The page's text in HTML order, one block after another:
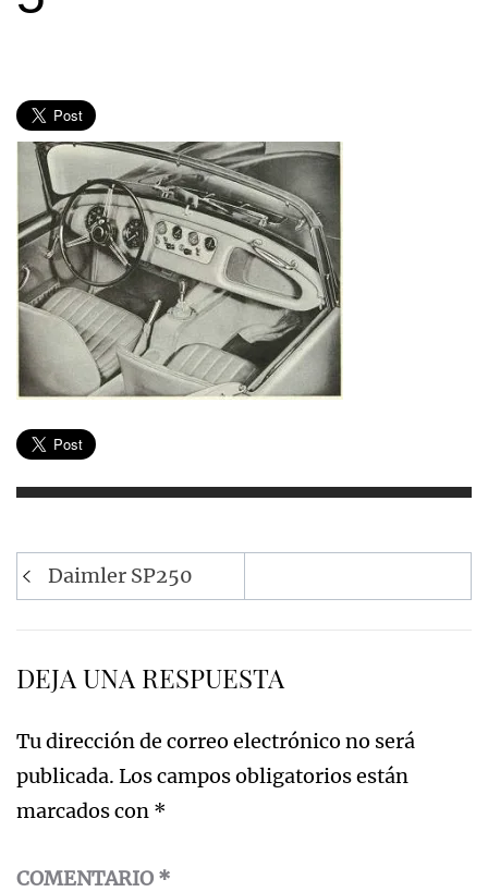
Navegación
de
Daimler SP250
DEJA UNA RESPUESTA
Tu dirección de correo electrónico no será
publicada. Los campos obligatorios están
marcados con *
COMENTARIO *